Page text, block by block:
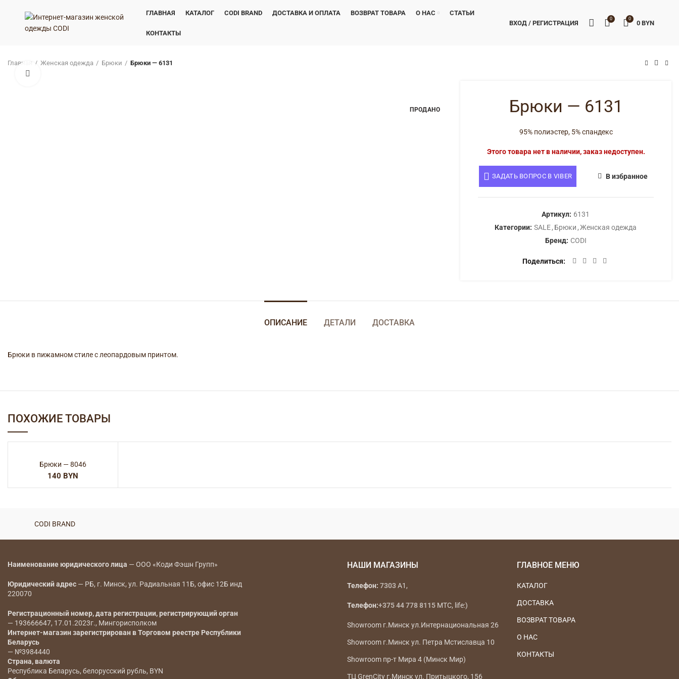
ГЛАВНАЯ КАТАЛОГ CODI BRAND ДОСТАВКА И ОПЛАТА ВОЗВРАТ ТОВАРА О НАС СТАТЬИ
КОНТАКТЫ
ВХОД / РЕГИСТРАЦИЯ
0 0
0BYN
Главная Женская одежда Брюки Брюки — 6131
ПРОДАНО Брюки — 6131
95% полиэстер, 5% спандекс
Этого товара нет в наличии, заказ недоступен.
ЗАДАТЬ ВОПРОС В VIBER В избранное
Артикул: 6131
Категории: SALE, Брюки ,Женская одежда
Бренд: CODI
Поделиться
ОПИСАНИЕ ДЕТАЛИ ДОСТАВКА
Брюки в пижамном стиле с леопардовым принтом.
ПОХОЖИЕ ТОВАРЫ
Брюки — 8046
BYN
CODI BRAND
Наименование юридического лица — ООО «Коди Фэшн Групп»
Юридический адрес — РБ, г. Минск, ул. Радиальная 11Б, офис 12Б инд
220070
Регистрационный номер, дата регистрации, регистрирующий орган
— 193666647, 17.01.2023г., Мингорисполком
Интернет-магазин зарегистрирован в Торговом реестре Республики
Беларусь
— №3984440
Страна, валюта
Республика Беларусь, белорусский рубль, BYN
НАШИ МАГАЗИНЫ
Телефон: 7303A1,
Телефон:+375 44 778 8115 МТС, life:)
Showroom г.Минск ул.Интернациональная 26
Showroom г.Минск ул. Петра Мстиславца 10
Showroom пр-т Мира 4 (Минск Мир)
ТЦ GrenCity г.Минск ул. Притыцкого, 156
ГЛАВНОЕ МЕНЮ
КАТАЛОГ
ДОСТАВКА
ВОЗВРАТ ТОВАРА
О НАС
КОНТАКТЫ